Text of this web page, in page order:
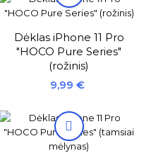
Dėklas iPhone 11 Pro
"HOCO Pure Series"
(rožinis)
Kaina
9,99 €
